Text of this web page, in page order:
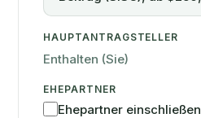
HAUPTANTRAGSTELLER
Enthalten (Sie)
EHEPARTNER
Ehepartner einschließen